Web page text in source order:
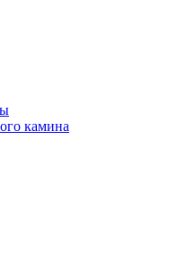
камина